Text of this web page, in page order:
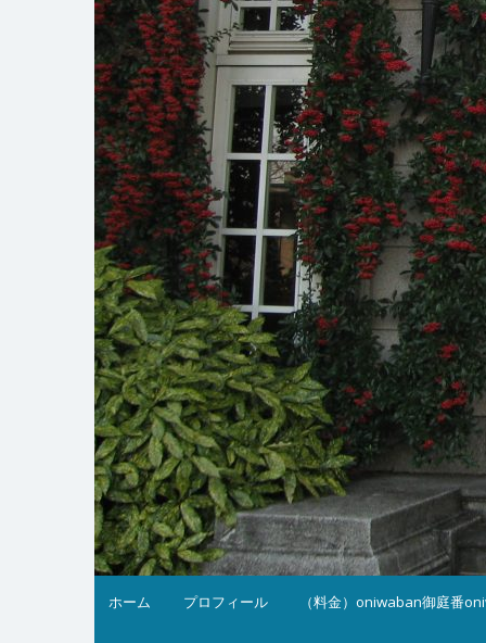
ホーム プロフィール （料金）oniwaban御庭番